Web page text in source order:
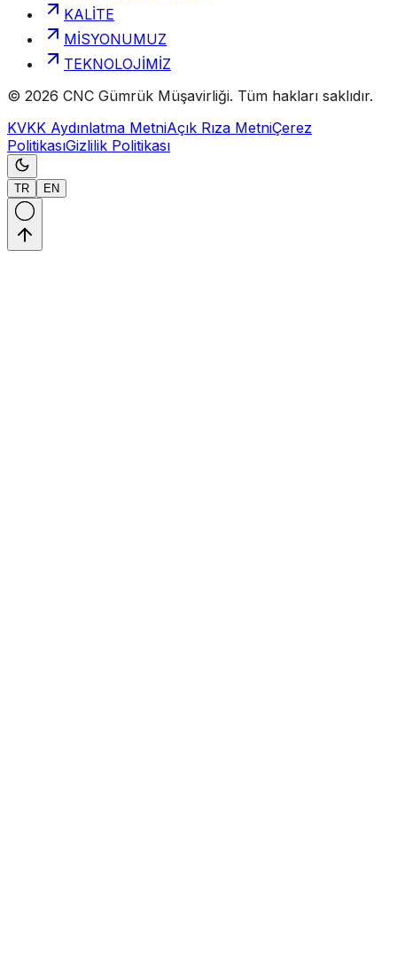
KALİTE
MİSYONUMUZ
TEKNOLOJİMİZ
© 2026 CNC Gümrük Müşavirliği. Tüm hakları saklıdır.
KVKK Aydınlatma MetniAçık Rıza MetniÇerez
PolitikasıGizlilik Politikası
TR EN